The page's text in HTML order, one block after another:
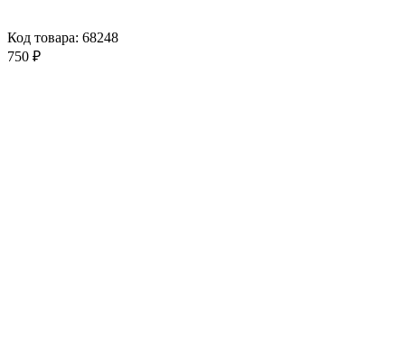
Код товара: 68248
750 ₽